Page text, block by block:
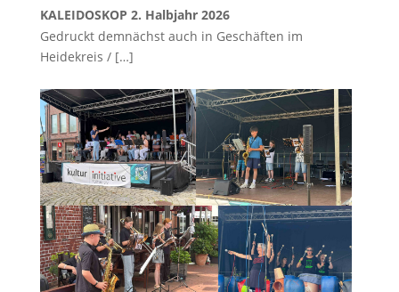
KALEIDOSKOP 2. Halbjahr 2026
Gedruckt demnächst auch in Geschäften im
Heidekreis / […]